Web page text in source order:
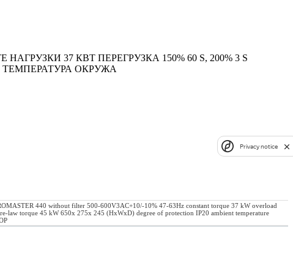
37 КВТ ПЕРЕГРУЗКА 150% 60 S, 200% 3 S
ТЕМПЕРАТУРА ОКРУЖА
440 without filter 500-600V3AC+10/-10% 47-63Hz constant torque 37 kW overload
law torque 45 kW 650x 275x 245 (HxWxD) degree of protection IP20 ambient temperature
Privacy notice